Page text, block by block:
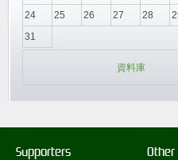
24
25 26 27 28
31
資料庫
Supporters Other